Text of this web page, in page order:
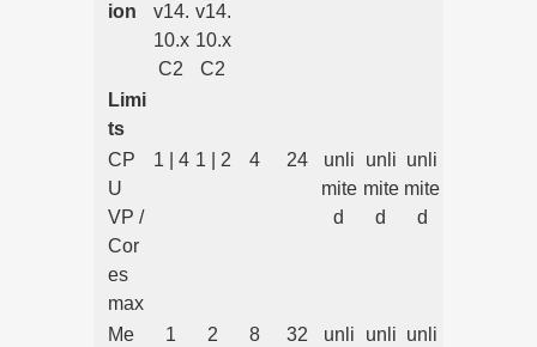
ion
v14.
10.x
C2
v14.
10.x
C2
Limi
ts
CP
U
VP /
Cor
es
max
1 | 4 1 | 2 4 24
unli
mite
d
unli
mite
d
unli
mite
d
Me
1
2
8
32
unli
unli unli